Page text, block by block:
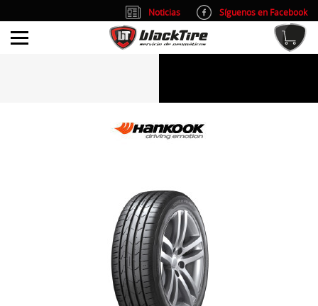
Noticias
Síguenos en Facebook
info@blacktire.es
Atención al cliente: L/V 9:00-14:00 y 15:00-19:00